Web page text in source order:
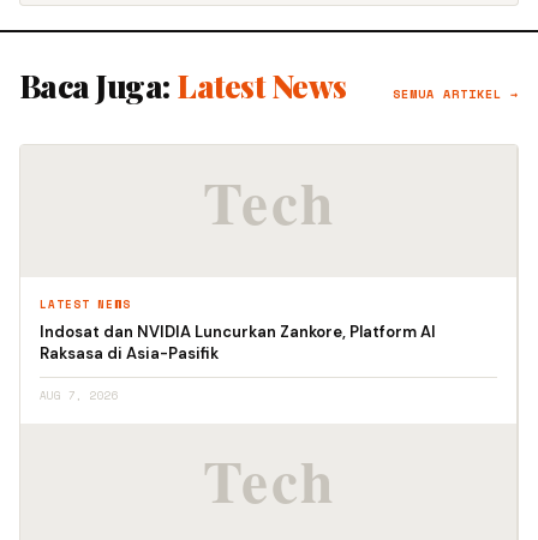
Baca Juga: Latest News SEMUA ARTIKEL →
LATEST NEWS
Indosat dan NVIDIA Luncurkan Zankore, Platform AI
Raksasa di Asia-Pasifik
AUG 7, 2026